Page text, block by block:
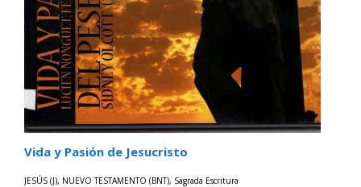
Vida y Pasión de Jesucristo
JESÚS (J), NUEVO TESTAMENTO (BNT), Sagrada Escritura